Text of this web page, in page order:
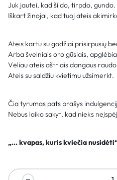
Juk jautei, kad šildo, tirpdo, gundo.
Iškart žinojai, kad tuoj ateis
Ateis kartu su godžiai prisirpusių
Arba švelniais oro gūsiais,
Vėliau ateis aštriais dangaus
Ateis su saldžiu kvietimu užsimerkt.
Čia tyrumas pats prašys
Nebus laiko sakyt, kad nieks
„... kvapas, kuris kviečia nusidėti“